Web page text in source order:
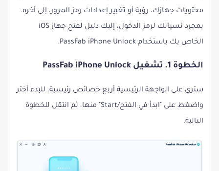
محتويات جهازك، رؤية أو تغيير إعدادات رمز المرور، إلى آخره.
بمجرد نسيانك لرمز الدخول، إليك دليل لفتح جهاز iOS
الخاص بك باستخدام PassFab iPhone Unlock.
الخطوة 1. تشغيل PassFab iPhone Unlock
ستري على الواجهة الرئيسية أربع خصائص رئيسية. للبدء أختر
واضغط على "ابدأ في الفتح/Start" منها، ثم انتقل للخطوة
التالية.